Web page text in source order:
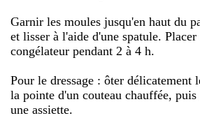
Garnir les moules jusqu'en haut du
et lisser à l'aide d'une spatule. Placer
congélateur pendant 2 à 4 h.
Pour le dressage : ôter délicatement
la pointe d'un couteau chauffée,
une assiette.